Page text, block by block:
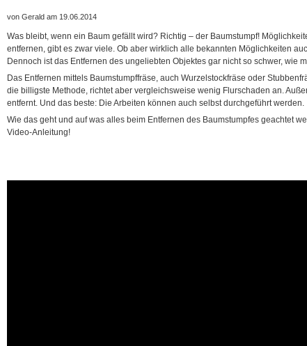
von Gerald am 19.06.2014
Was bleibt, wenn ein Baum gefällt wird? Richtig – der Baumstumpf!
entfernen, gibt es zwar viele. Ob aber wirklich alle bekannten Möglichkeiten
Dennoch ist das Entfernen des ungeliebten Objektes gar nicht so schwer, wie
Das Entfernen mittels Baumstumpffräse, auch Wurzelstockfräse oder
die billigste Methode, richtet aber vergleichsweise wenig Flurschaden an.
entfernt. Und das beste: Die Arbeiten können auch selbst durchgeführt werden.
Wie das geht und auf was alles beim Entfernen des Baumstumpfes geachtet
Video-Anleitung!